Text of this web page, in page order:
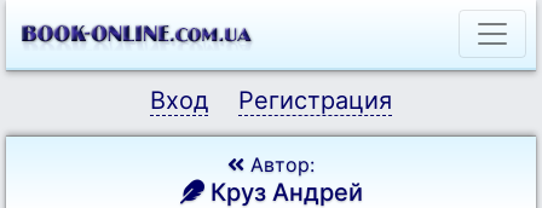
Вход Регистрация
Автор:
Круз Андрей